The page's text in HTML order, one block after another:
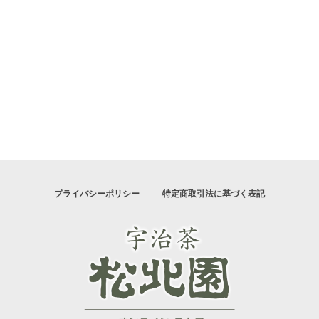
プライバシーポリシー 特定商取引法に基づく表記